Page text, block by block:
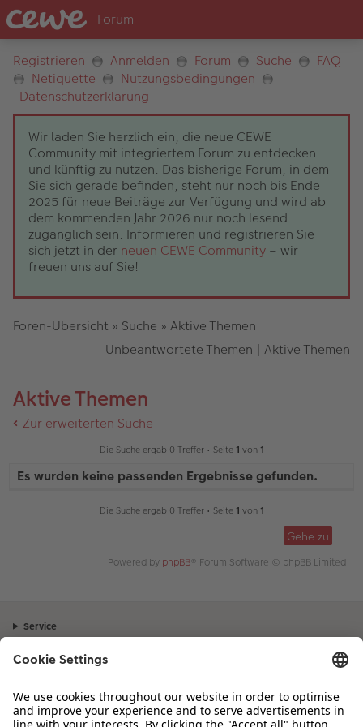
Registrieren Anmelden Forum Suche
FAQ
Netiquette
Nutzungsbedingungen
Datenschutzerklärung
Wir laden Sie herzlich ein, die neue CEWE
Community mit integriertem Forum zu entdecken
und künftig zu nutzen. Das bisherige Forum, in dem
Sie sich gerade befinden, steht nur noch bis Ende
2025 für neue Beiträge zur Verfügung und wird ab
dem kommenden Jahr 2026 nur noch lesend
zugänglich sein. Informieren und registrieren Sie
sich jetzt in der neuen CEWE Community – wir
freuen uns auf Sie!
Foren-Übersicht » Suche » Aktive Themen
Unbeantwortete Themen | Aktive Themen
Aktive Themen
Zur erweiterten Suche
Die Suche ergab 0 Treffer • Seite 1 von 1
Es wurden keine passenden Ergebnisse gefunden.
Die Suche ergab 0 Treffer • Seite 1 von 1
Gehe zu
Powered by phpBB® Forum Software © phpBB Limited
Service
Sortiment